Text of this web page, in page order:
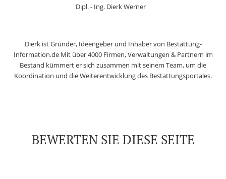
Dipl. - Ing. Dierk Werner
Dierk ist Gründer, Ideengeber und Inhaber von Bestattung-
Information.de Mit über 4000 Firmen, Verwaltungen & Partnern im
Bestand kümmert er sich zusammen mit seinem Team, um die
Koordination und die Weiterentwicklung des Bestattungsportales.
BEWERTEN SIE DIESE SEITE